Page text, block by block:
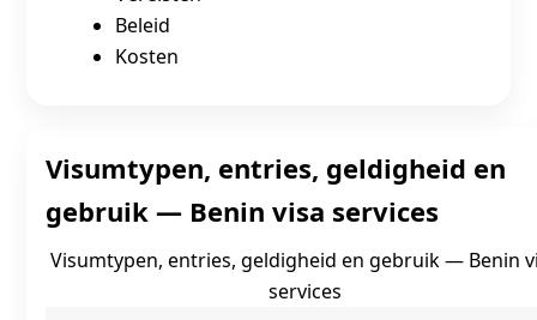
Beleid
Kosten
Visumtypen, entries, geldigheid en
gebruik — Benin visa services
Visumtypen, entries, geldigheid en gebruik — Benin
services